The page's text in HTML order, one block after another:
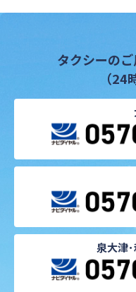
タクシーの
（24
泉大津